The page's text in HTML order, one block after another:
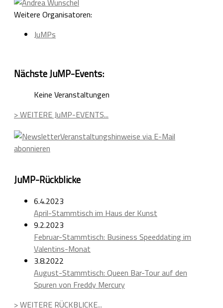
Weitere Organisatoren:
JuMPs
Nächste JuMP-Events:
Keine Veranstaltungen
> WEITERE JuMP-EVENTS...
Veranstaltungshinweise via E-Mail
abonnieren
JuMP-Rückblicke
6.4.2023
April-Stammtisch im Haus der Kunst
9.2.2023
Februar-Stammtisch: Business Speeddating im
Valentins-Monat
3.8.2022
August-Stammtisch: Queen Bar-Tour auf den
Spuren von Freddy Mercury
> WEITERE RÜCKBLICKE...